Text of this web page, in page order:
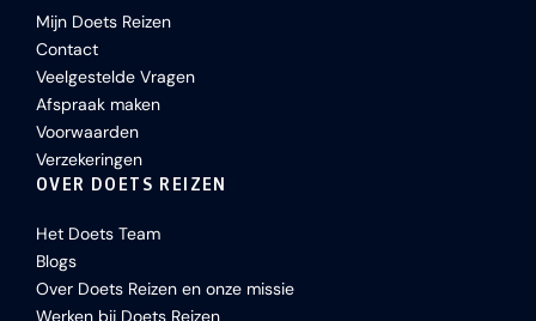
Mijn Doets Reizen
Contact
Veelgestelde Vragen
Afspraak maken
Voorwaarden
Verzekeringen
OVER DOETS REIZEN
Het Doets Team
Blogs
Over Doets Reizen en onze missie
Werken bij Doets Reizen